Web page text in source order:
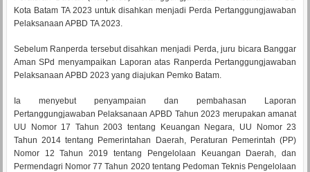
Kota Batam TA 2023 untuk disahkan menjadi Perda Pertanggungjawaban
Pelaksanaan APBD TA 2023.
Sebelum Ranperda tersebut disahkan menjadi Perda, juru bicara Banggar
Aman SPd menyampaikan Laporan atas Ranperda Pertanggungjawaban
Pelaksanaan APBD 2023 yang diajukan Pemko Batam.
Ia menyebut penyampaian dan pembahasan Laporan
Pertanggungjawaban Pelaksanaan APBD Tahun 2023 merupakan amanat
UU Nomor 17 Tahun 2003 tentang Keuangan Negara, UU Nomor 23
Tahun 2014 tentang Pemerintahan Daerah, Peraturan Pemerintah (PP)
Nomor 12 Tahun 2019 tentang Pengelolaan Keuangan Daerah, dan
Permendagri Nomor 77 Tahun 2020 tentang Pedoman Teknis Pengelolaan